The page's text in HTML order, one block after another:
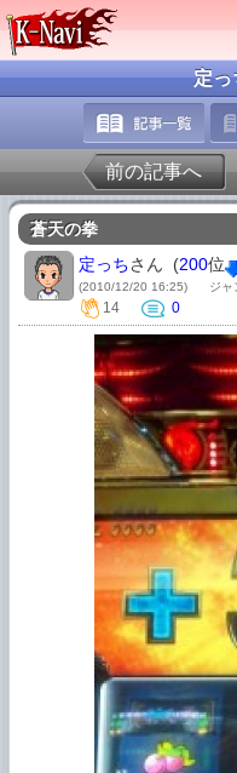
定っ
前の記事へ
蒼天の拳
定っちさん (200位
(2010/12/20 16:25) ジャ
14 0